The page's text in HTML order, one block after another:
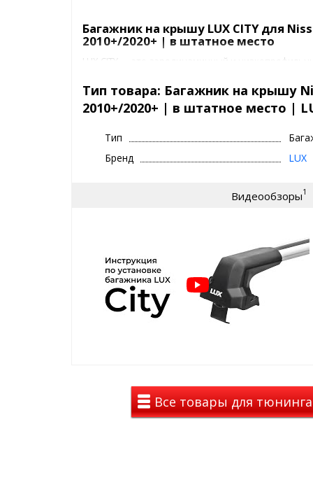
Багажник на крышу LUX CITY для
2010+/2020+ | в штатное место
LUX CITY — это аэродинамичный и
для Nissan Elgrand 3, разработанный специально
крышей или штатными точками крепления.
Идеальное решение для поездок, путешествий,
опоры, багажник выглядит как штатный элемент
Аэродинамические дуги LUX AERO TRAVEL
форма снижает шум и вибрации при езде.
Т-образные пазы (европаз) — позволяют
велокрепления, багажные корзины,
Надёжная фиксация и защита — замки с
несанкционированного демонтажа.
пыли и влаги.
Все прижимные элементы изготовлены из
Тип товара: Багажник на крышу
2010+/2020+ | в штатное место |
Тип
Бренд
LUX
Видеообзоры1
Все товары для